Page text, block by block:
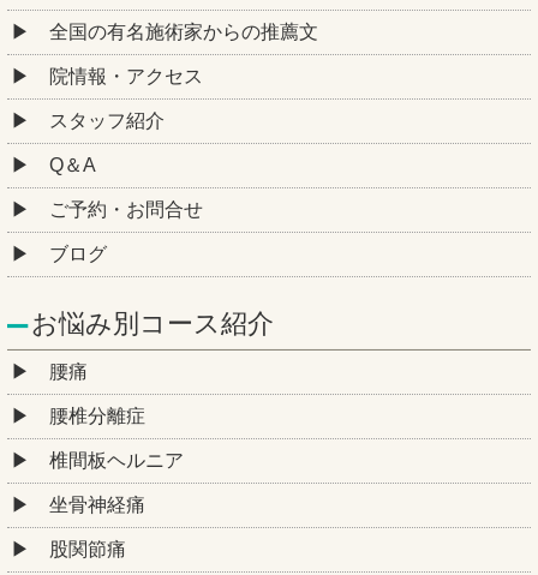
全国の有名施術家からの推薦文
院情報・アクセス
スタッフ紹介
Q＆A
ご予約・お問合せ
ブログ
お悩み別コース紹介
腰痛
腰椎分離症
椎間板ヘルニア
坐骨神経痛
股関節痛